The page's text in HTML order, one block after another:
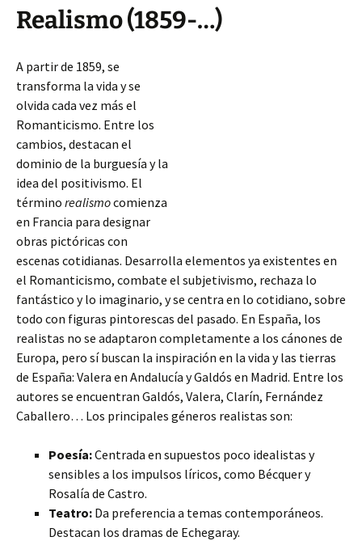
Realismo (1859-…)
A partir de 1859, se
transforma la vida y se
olvida cada vez más el
Romanticismo. Entre los
cambios, destacan el
dominio de la burguesía y la
idea del positivismo. El
término realismocomienza
en Francia para designar
obras pictóricas con
escenas cotidianas. Desarrolla elementos ya existentes en
el Romanticismo, combate el subjetivismo, rechaza lo
fantástico y lo imaginario, y se centra en lo cotidiano, sobre
todo con figuras pintorescas del pasado. En España, los
realistas no se adaptaron completamente a los cánones de
Europa, pero sí buscan la inspiración en la vida y las tierras
de España: Valera en Andalucía y Galdós en Madrid. Entre los
autores se encuentran Galdós, Valera, Clarín, Fernández
Caballero… Los principales géneros realistas son:
Poesía:Centrada en supuestos poco idealistas y
sensibles a los impulsos líricos, como Bécquer y
Rosalía de Castro.
Teatro: Da preferencia a temas contemporáneos.
Destacan los dramas de Echegaray.